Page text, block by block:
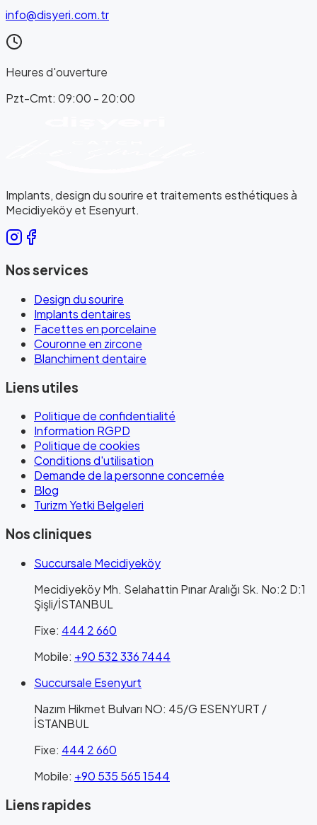
info@disyeri.com.tr
Heures d'ouverture
Pzt-Cmt: 09:00 - 20:00
Implants, design du sourire et traitements esthétiques à
Mecidiyeköy et Esenyurt.
Nos services
Design du sourire
Implants dentaires
Facettes en porcelaine
Couronne en zircone
Blanchiment dentaire
Liens utiles
Politique de confidentialité
Information RGPD
Politique de cookies
Conditions d'utilisation
Demande de la personne concernée
Blog
Turizm Yetki Belgeleri
Nos cliniques
Succursale Mecidiyeköy
Mecidiyeköy Mh. Selahattin Pınar Aralığı Sk. No:2 D:1
Şişli/İSTANBUL
Fixe: 444 2 660
Mobile: +90 532 336 7444
Succursale Esenyurt
Nazım Hikmet Bulvarı NO: 45/G ESENYURT /
İSTANBUL
Fixe: 444 2 660
Mobile: +90 535 565 1544
Liens rapides